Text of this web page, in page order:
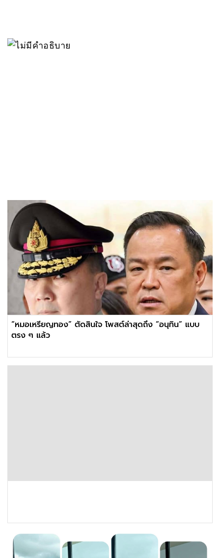
“หมอเหรียญทอง” ตัดสินใจ โพสต์ล่าสุดถึง “อนุทิน” แบบ
ตรง ๆ แล้ว